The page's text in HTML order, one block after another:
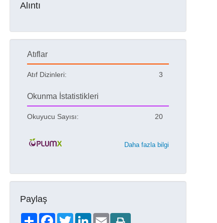
Alıntı
Atıflar
Atıf Dizinleri: 3
Okunma İstatistikleri
Okuyucu Sayısı: 20
Daha fazla bilgi
Paylaş
ShareFacebookTwitterLinkedIn
Email